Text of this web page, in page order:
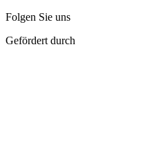
Folgen Sie uns
Gefördert durch